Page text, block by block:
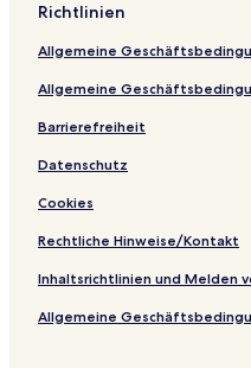
Richtlinien
Allgemeine
Allgemeine
Barrierefreiheit
Datenschutz
Cookies
Rechtliche Hinweise/Kontakt
Inhaltsrichtlinien und Melden
Allgemeine